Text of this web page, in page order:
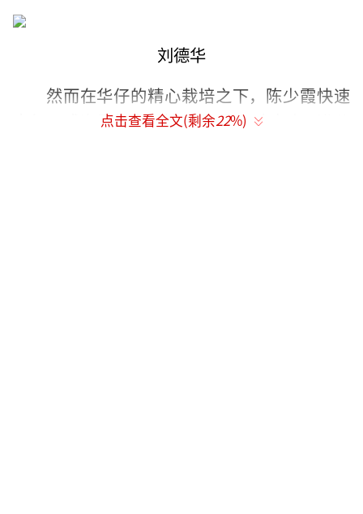
刘德华
然而在华仔的精心栽培之下，陈少霞快速
走红，或许是年少任性 或许是一时冲动，进公
点击查看全文(剩余22%)